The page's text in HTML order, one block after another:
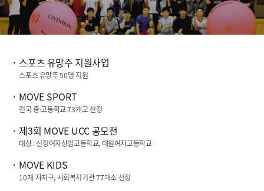
스포츠 유망주 지원사업
스포츠 유망주50명 지원
MOVE SPORT
전국 중·고등학교73개교 선정
제3회 MOVE UCC공모전
대상 : 신정여자상업고등학교, 대원여자고등학교
MOVE KIDS
10개 자치구, 사회복지기관77개소 선정